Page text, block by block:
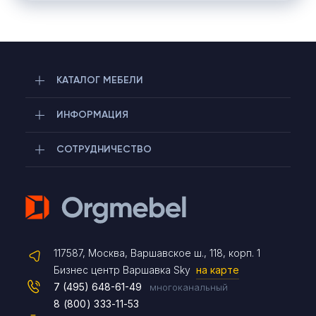
КАТАЛОГ МЕБЕЛИ
ИНФОРМАЦИЯ
СОТРУДНИЧЕСТВО
117587, Москва, Варшавское ш., 118, корп. 1
Бизнес центр Варшавка Sky на карте
7 (495) 648-61-49 многоканальный
8 (800) 333-11-53
Telegram
Max